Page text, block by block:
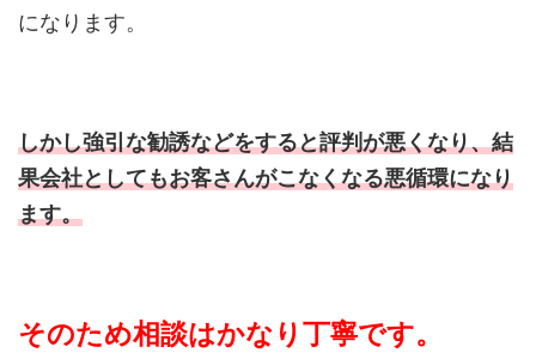
になります。
しかし強引な勧誘などをすると評判が悪くなり、結
果会社としてもお客さんがこなくなる悪循環になり
ます。
そのため相談はかなり丁寧です。